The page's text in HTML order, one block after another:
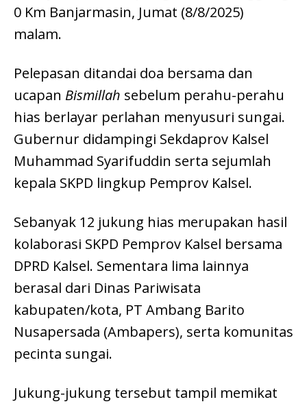
0 Km Banjarmasin, Jumat (8/8/2025)
malam.
Pelepasan ditandai doa bersama dan
ucapan Bismillah sebelum perahu-perahu
hias berlayar perlahan menyusuri sungai.
Gubernur didampingi Sekdaprov Kalsel
Muhammad Syarifuddin serta sejumlah
kepala SKPD lingkup Pemprov Kalsel.
Sebanyak 12 jukung hias merupakan hasil
kolaborasi SKPD Pemprov Kalsel bersama
DPRD Kalsel. Sementara lima lainnya
berasal dari Dinas Pariwisata
kabupaten/kota, PT Ambang Barito
Nusapersada (Ambapers), serta komunitas
pecinta sungai.
Jukung-jukung tersebut tampil memikat